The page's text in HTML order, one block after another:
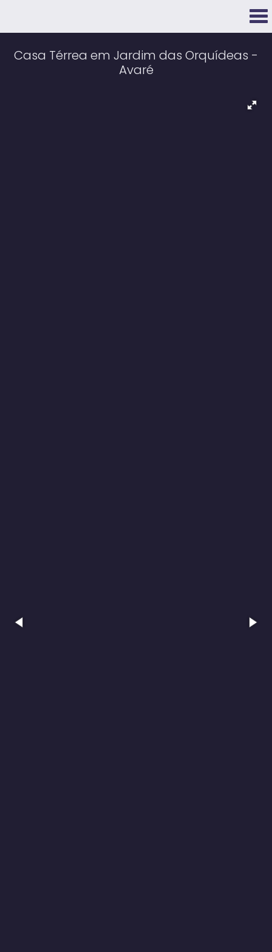
Casa Térrea em Jardim das Orquídeas -
Avaré